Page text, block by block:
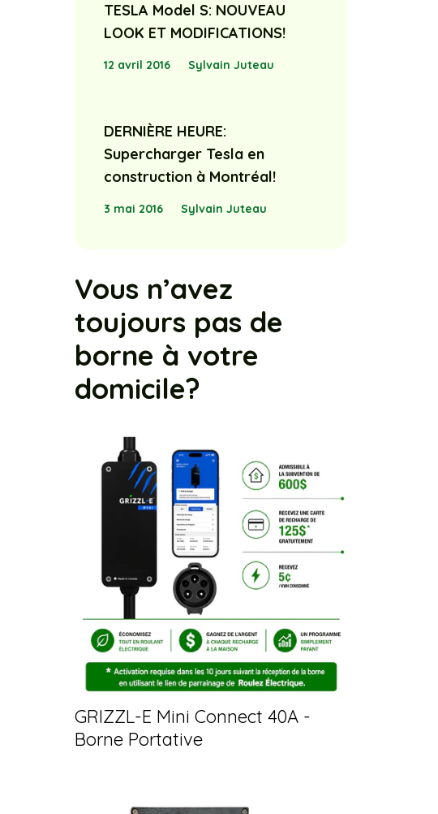
TESLA Model S: NOUVEAU
LOOK ET MODIFICATIONS!
12 avril 2016 Sylvain Juteau
DERNIÈRE HEURE:
Supercharger Tesla en
construction à Montréal!
3 mai 2016 Sylvain Juteau
Vous n’avez
toujours pas de
borne à votre
domicile?
GRIZZL-E Mini Connect 40A -
Borne Portative